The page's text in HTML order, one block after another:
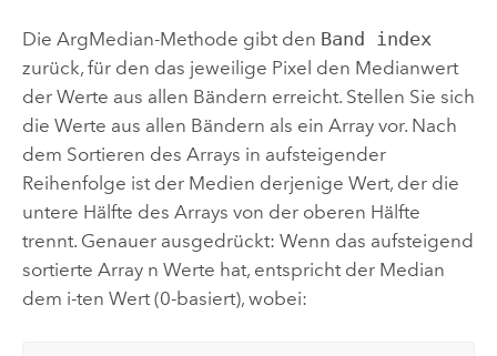
Die ArgMedian-Methode gibt den Band index
zurück, für den das jeweilige Pixel den Medianwert
der Werte aus allen Bändern erreicht. Stellen Sie sich
die Werte aus allen Bändern als ein Array vor. Nach
dem Sortieren des Arrays in aufsteigender
Reihenfolge ist der Medien derjenige Wert, der die
untere Hälfte des Arrays von der oberen Hälfte
trennt. Genauer ausgedrückt: Wenn das aufsteigend
sortierte Array n Werte hat, entspricht der Median
dem i-ten Wert (0-basiert), wobei: